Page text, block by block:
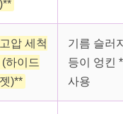
압 세척
(하이드
)**
기름 슬러
등이 엉킨
사용